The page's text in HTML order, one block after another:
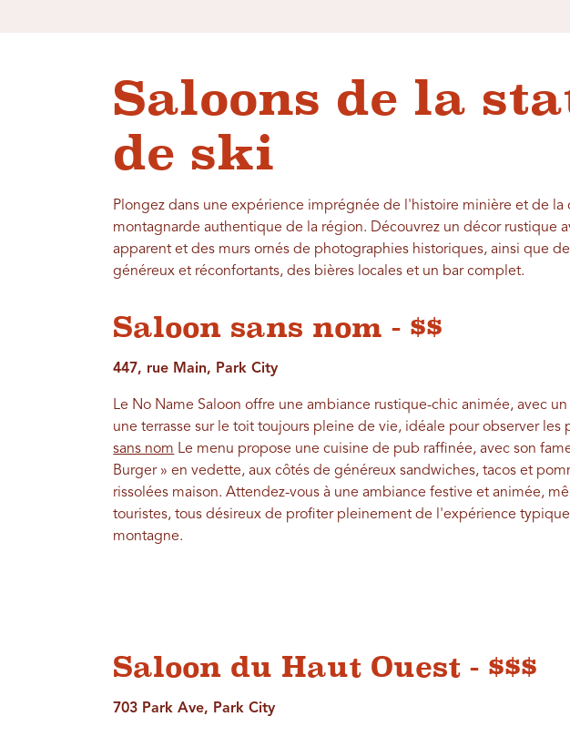
Saloons de la
de ski
Plongez dans une expérience imprégnée de l'histoire minière et de la
montagnarde authentique de la région. Découvrez un décor rustique
apparent et des murs ornés de photographies historiques, ainsi que
généreux et réconfortants, des bières locales et un bar complet.
Saloon sans nom - $$
447, rue Main, Park City
Le No Name Saloon offre une ambiance rustique-chic animée, avec
une terrasse sur le toit toujours pleine de vie, idéale pour observer les
sans nom Le menu propose une cuisine de pub raffinée, avec son
Burger » en vedette, aux côtés de généreux sandwiches, tacos et
rissolées maison. Attendez-vous à une ambiance festive et animée,
touristes, tous désireux de profiter pleinement de l'expérience
montagne.
Saloon du Haut Ouest - $$$
703 Park Ave, Park City